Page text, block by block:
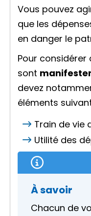
Vous pouvez
que les
en danger le
Pour
sont
devez
éléments
Train de vie
Utilité des
À savoir
Chacun de